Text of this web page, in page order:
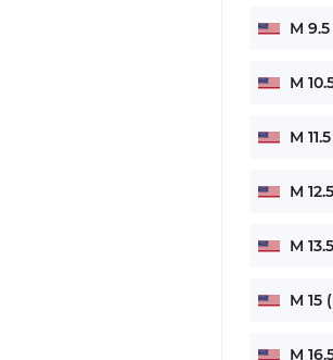
M
M
M
M
M 13.5
M 15
M